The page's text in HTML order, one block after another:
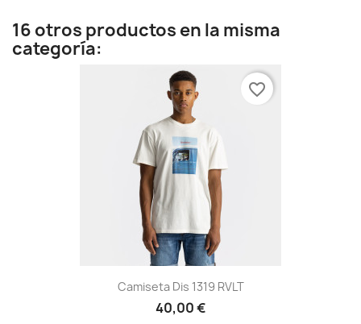
16 otros productos en la misma
categoría:
Camiseta Dis 1319 RVLT
40,00 €
favorite_border